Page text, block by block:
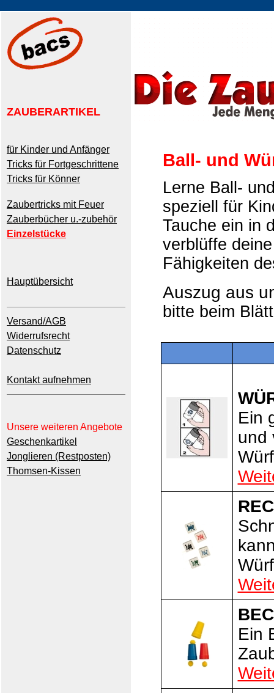
ZAUBERARTIKEL
für Kinder und Anfänger
Tricks für Fortgeschrittene
Tricks für Könner
Zaubertricks mit Feuer
Zauberbücher u.-zubehör
Einzelstücke
Hauptübersicht
Versand/AGB
Widerrufsrecht
Datenschutz
Kontakt aufnehmen
Unsere weiteren Angebote
Geschenkartikel
Jonglieren (Restposten)
Thomsen-Kissen
Ball- und
Lerne Ball-
speziell für
Tauche ein in
verblüffe
Fähigkeiten
Auszug aus
bitte beim
Ein
und
Ein